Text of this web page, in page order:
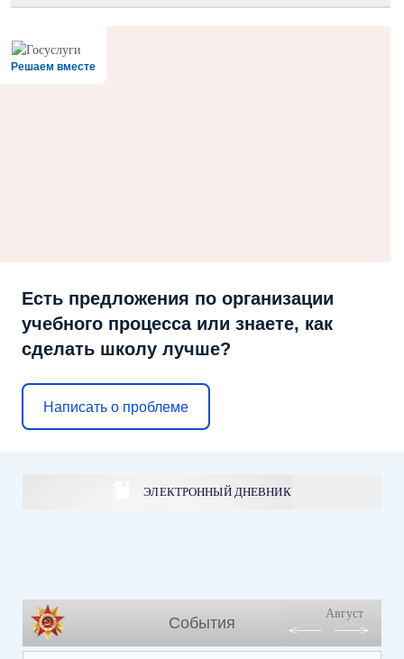
Решаем вместе
Есть предложения по организации
учебного процесса или знаете, как
сделать школу лучше?
Написать о проблеме
ЭЛЕКТРОННЫЙ ДНЕВНИК
События
Август